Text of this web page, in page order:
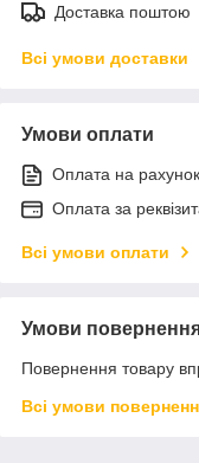
Доставка поштою
Всі умови доставки
Умови оплати
Оплата на рахунок
Оплата за
Всі умови оплати
Умови
Повернення товару
Всі умови